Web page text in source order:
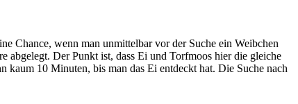
Chance, wenn man unmittelbar vor der Suche ein Weibchen
abgelegt. Der Punkt ist, dass Ei und Torfmoos hier die gleiche
kaum 10 Minuten, bis man das Ei entdeckt hat. Die Suche nach